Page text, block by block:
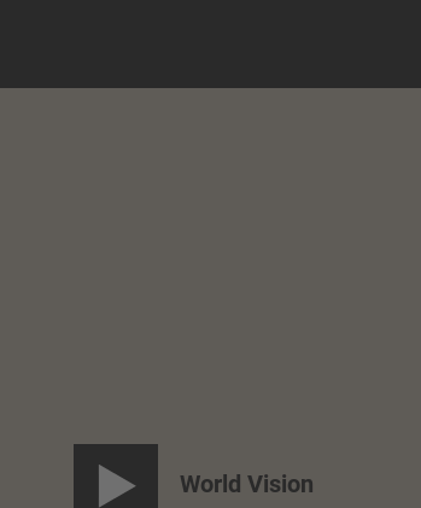
World Vision